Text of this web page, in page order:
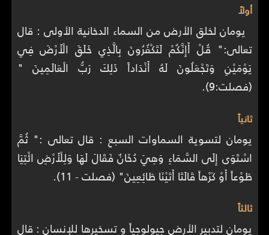
أولاً
يومان لخلق الأرض من السماء الدخانية الأولى : قال
تعالى:" قُلْ أَإِنَّكُمْ لَتَكْفُرُونَ بِالَّذِي خَلَقَ الْأَرْضَ فِي
يَوْمَيْنِ وَتَجْعَلُونَ لَهُ أَنْدَاداً ذَلِكَ رَبُّ الْعَالَمِينَ "
(فصلت:9).
ثانياً
يومان لتسوية السماوات السبع : قال تعالى :" ثُمَّ
اسْتَوَى إِلَى السَّمَاءِ وَهِيَ دُخَانٌ فَقَالَ لَهَا وَلِلْأَرْضِ ائْتِيَا
طَوْعاً أَوْ كَرْهاً قَالَتَا أَتَيْنَا طَائِعِينَ" (فصلت - 11).
ثالثاً
يومان لتدبير الأرض جيولوجياً و تسخيرها للإنسان : قال